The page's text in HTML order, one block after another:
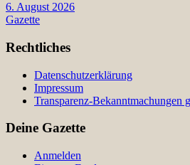
6. August 2026
Gazette
Rechtliches
Datenschutzerklärung
Impressum
Transparenz-
Deine Gazette
Anmelden